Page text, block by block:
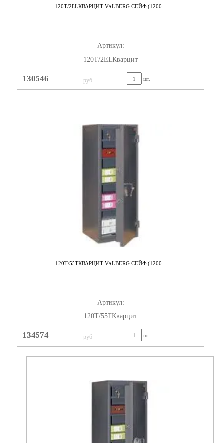
120T/2ELКВАРЦИТ VALBERG СЕЙФ (1200...
Артикул:
120T/2ELКварцит
130546 руб шт.
120T/55TКВАРЦИТ VALBERG СЕЙФ (1200...
Артикул:
120T/55TКварцит
134574 руб шт.